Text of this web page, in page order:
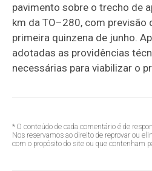
pavimento sobre o trecho de
km da TO–280, com previsão
primeira quinzena de junho.
adotadas as providências
necessárias para viabilizar o
* O conteúdo de cada comentário é de
Nos reservamos ao direito de reprovar ou
com o propósito do site ou que contenham